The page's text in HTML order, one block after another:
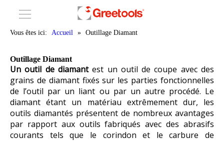
Vous êtes ici: Accueil » Outillage Diamant
Outillage Diamant
Un outil de diamantest un outil de coupe avec des
grains de diamant fixés sur les parties fonctionnelles
de l’outil par un liant ou par un autre procédé. Le
diamant étant un matériau extrêmement dur, les
outils diamantés présentent de nombreux avantages
par rapport aux outils fabriqués avec des abrasifs
courants tels que le corindon et le carbure de